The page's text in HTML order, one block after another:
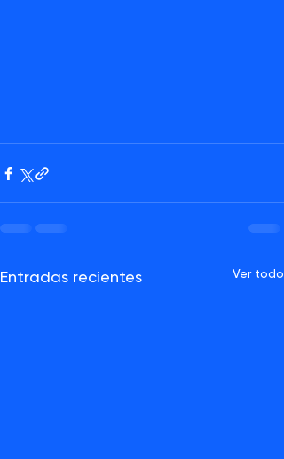
Entradas recientes Ver todo